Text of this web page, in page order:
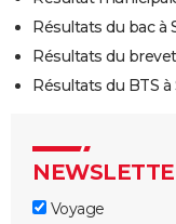
Résultats du bac à
Résultats du
Résultats du BTS à
Voyage